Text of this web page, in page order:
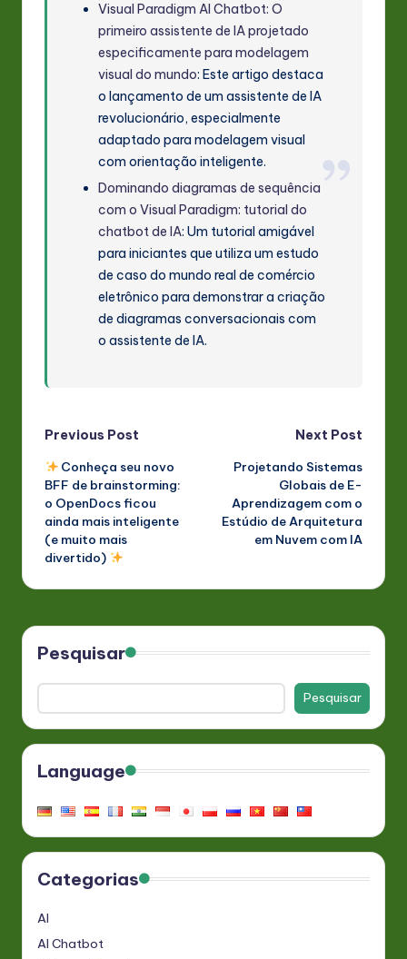
Visual Paradigm AI Chatbot: O
primeiro assistente de IA projetado
especificamente para modelagem
visual do mundo: Este artigo destaca
o lançamento de um assistente de IA
revolucionário, especialmente
adaptado para modelagem visual
com orientação inteligente.
Dominando diagramas de sequência
com o Visual Paradigm: tutorial do
chatbot de IA: Um tutorial amigável
para iniciantes que utiliza um estudo
de caso do mundo real de comércio
eletrônico para demonstrar a criação
de diagramas conversacionais com
o assistente de IA.
Post
navigation
Previous Post
Conheça seu novo
BFF de brainstorming:
o OpenDocs ficou
ainda mais inteligente
(e muito mais
divertido)
Next Post
Projetando Sistemas
Globais de E-
Aprendizagem com o
Estúdio de Arquitetura
em Nuvem com IA
Pesquisar
Pesquisar
Language
Categorias
AI
AI Chatbot